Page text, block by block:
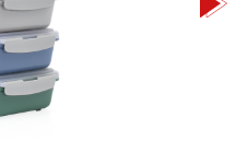
Trước